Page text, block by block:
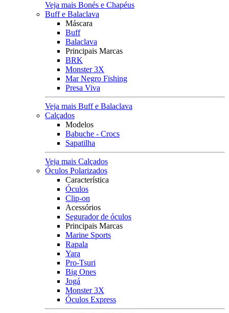
Veja mais Bonés e Chapéus
Buff e Balaclava
Máscara
Buff
Balaclava
Principais Marcas
BRK
Monster 3X
Mar Negro Fishing
Presa Viva
Veja mais Buff e Balaclava
Calçados
Modelos
Babuche - Crocs
Sapatilha
Veja mais Calçados
Óculos Polarizados
Característica
Óculos
Clip-on
Acessórios
Segurador de óculos
Principais Marcas
Marine Sports
Rapala
Yara
Pro-Tsuri
Big Ones
Jogá
Monster 3X
Óculos Express